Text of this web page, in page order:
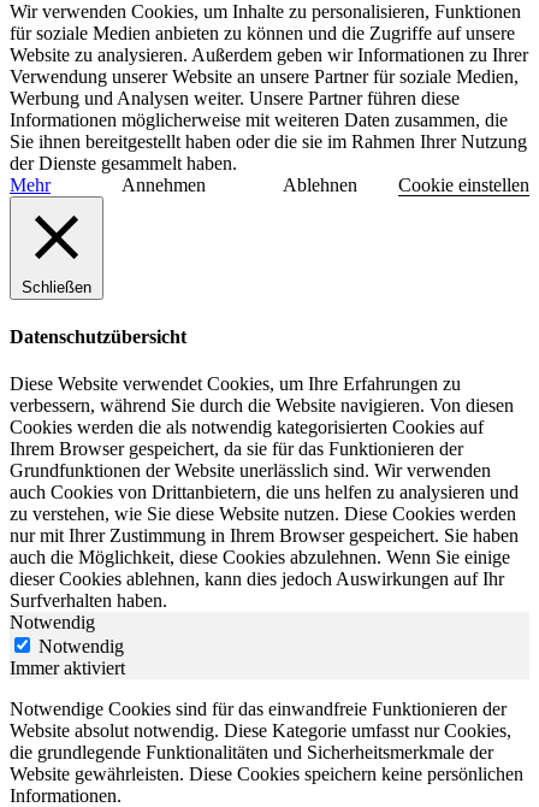
Wir verwenden Cookies, um Inhalte zu personalisieren, Funktionen
für soziale Medien anbieten zu können und die Zugriffe auf unsere
Website zu analysieren. Außerdem geben wir Informationen zu Ihrer
Verwendung unserer Website an unsere Partner für soziale Medien,
Werbung und Analysen weiter. Unsere Partner führen diese
Informationen möglicherweise mit weiteren Daten zusammen, die
Sie ihnen bereitgestellt haben oder die sie im Rahmen Ihrer Nutzung
der Dienste gesammelt haben.
Mehr
Annehmen Ablehnen Cookie einstellen
Schließen
Datenschutzübersicht
Diese Website verwendet Cookies, um Ihre Erfahrungen zu
verbessern, während Sie durch die Website navigieren. Von diesen
Cookies werden die als notwendig kategorisierten Cookies auf
Ihrem Browser gespeichert, da sie für das Funktionieren der
Grundfunktionen der Website unerlässlich sind. Wir verwenden
auch Cookies von Drittanbietern, die uns helfen zu analysieren und
zu verstehen, wie Sie diese Website nutzen. Diese Cookies werden
nur mit Ihrer Zustimmung in Ihrem Browser gespeichert. Sie haben
auch die Möglichkeit, diese Cookies abzulehnen. Wenn Sie einige
dieser Cookies ablehnen, kann dies jedoch Auswirkungen auf Ihr
Surfverhalten haben.
Notwendig
Notwendig
Immer aktiviert
Notwendige Cookies sind für das einwandfreie Funktionieren der
Website absolut notwendig. Diese Kategorie umfasst nur Cookies,
die grundlegende Funktionalitäten und Sicherheitsmerkmale der
Website gewährleisten. Diese Cookies speichern keine persönlichen
Informationen.